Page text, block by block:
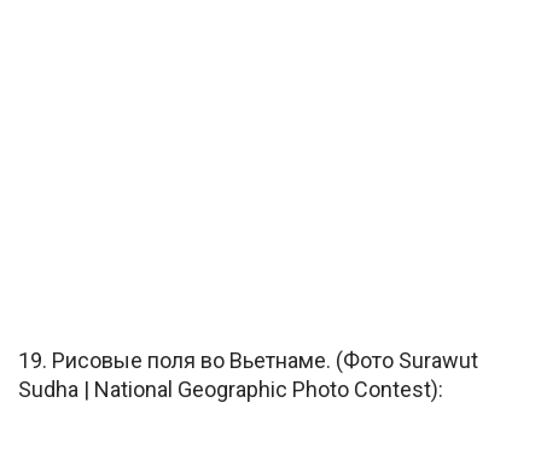
19. Рисовые поля во Вьетнаме. (Фото Surawut
Sudha | National Geographic Photo Contest):